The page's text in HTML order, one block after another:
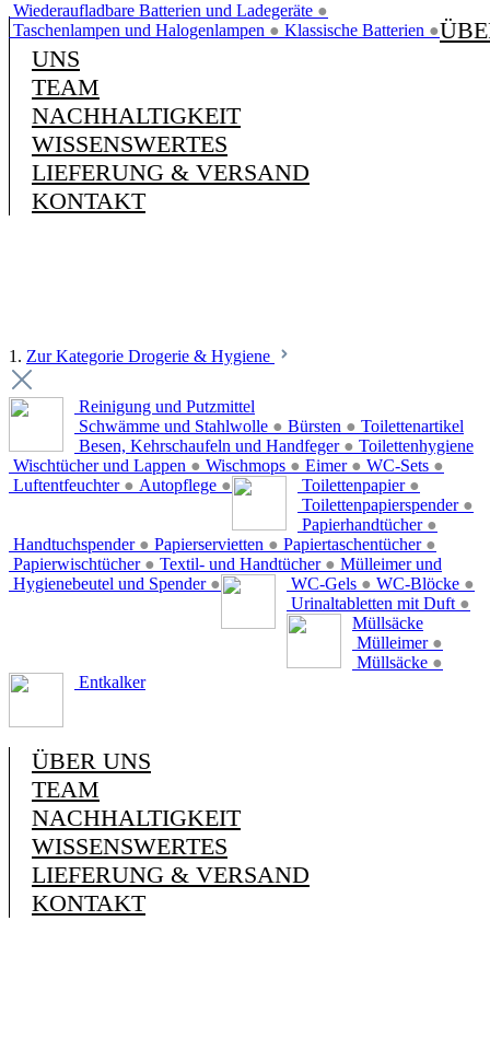
Wiederaufladbare Batterien und Ladegeräte ●
Taschenlampen und Halogenlampen ● Klassische Batterien ●
UNS
TEAM
NACHHALTIGKEIT
WISSENSWERTES
LIEFERUNG & VERSAND
KONTAKT
1. Zur Kategorie Drogerie & Hygiene
Reinigung und Putzmittel
Schwämme und Stahlwolle ● Bürsten ●
Besen, Kehrschaufeln und Handfeger ●
Wischtücher und Lappen ● Wischmops ● Eimer ● WC-Sets ●
Luftentfeuchter ● Autopflege ●
Toilettenartikel
Toilettenpapier ●
Toilettenpapierspender ●
Papierhandtücher ●
Handtuchspender ● Papierservietten ● Papiertaschentücher ●
Papierwischtücher ● Textil- und Handtücher ●
Hygienebeutel und Spender ●
Toilettenhygiene
WC-Gels ● WC-Blöcke ●
Urinaltabletten mit Duft ●
Mülleimer und
Müllsäcke
Mülleimer ●
Müllsäcke ●
Entkalker
ÜBER UNS
TEAM
NACHHALTIGKEIT
WISSENSWERTES
LIEFERUNG & VERSAND
KONTAKT